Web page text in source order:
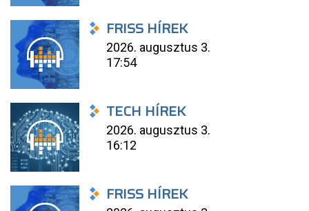
FRISS HÍREK
2026. augusztus 3.
17:54
TECH HÍREK
2026. augusztus 3.
16:12
FRISS HÍREK